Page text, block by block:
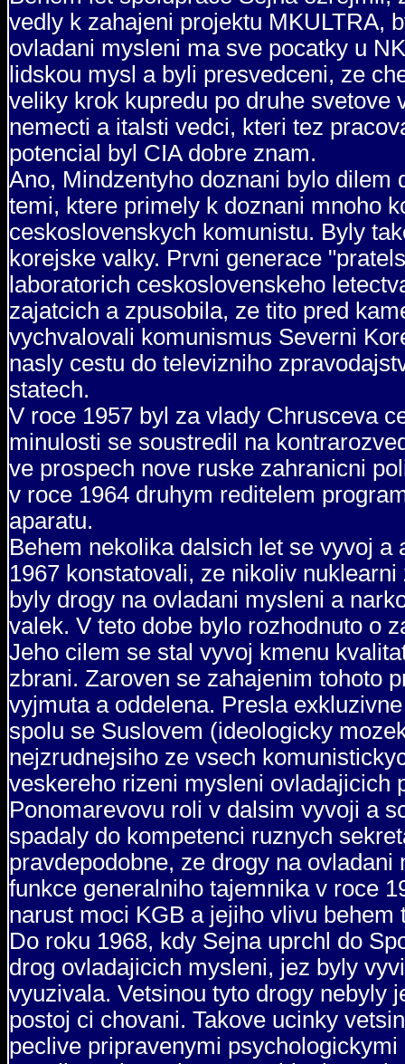
vedly k zahajeni projektu MKULTRA,
ovladani mysleni ma sve pocatky u
lidskou mysl a byli presvedceni, ze
veliky krok kupredu po druhe svetove
nemecti a italsti vedci, kteri tez
potencial byl CIA dobre znam.
Ano, Mindzentyho doznani bylo dilem
temi, ktere primely k doznani mnoho
ceskoslovenskych komunistu. Byly
korejske valky. Prvni generace
laboratorich ceskoslovenskeho
zajatcich a zpusobila, ze tito pred
vychvalovali komunismus Severni
nasly cestu do televizniho
statech.
V roce 1957 byl za vlady Chrusceva
minulosti se soustredil na
ve prospech nove ruske zahranicni
v roce 1964 druhym reditelem
aparatu.
Behem nekolika dalsich let se vyvoj
1967 konstatovali, ze nikoliv
byly drogy na ovladani mysleni a
valek. V teto dobe bylo rozhodnuto o
Jeho cilem se stal vyvoj kmenu
zbrani. Zaroven se zahajenim tohoto
vyjmuta a oddelena. Presla
spolu se Suslovem (ideologicky
nejzrudnejsiho ze vsech
veskereho rizeni mysleni ovladajicich
Ponomarevovu roli v dalsim vyvoji a
spadaly do kompetenci ruznych
pravdepodobne, ze drogy na
funkce generalniho tajemnika v roce
narust moci KGB a jejiho vlivu
Do roku 1968, kdy Sejna uprchl do
drog ovladajicich mysleni, jez byly
vyuzivala. Vetsinou tyto drogy nebyly
postoj ci chovani. Takove ucinky
peclive pripravenymi